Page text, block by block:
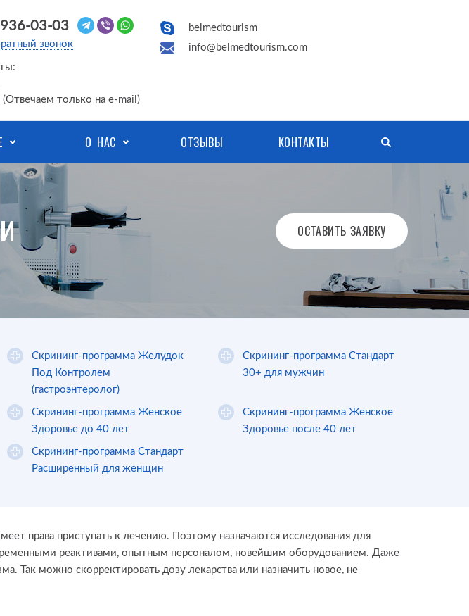
03-03
звонок
только на e-mail)
belmedtourism
info@belmedtourism.com
О НАС ОТЗЫВЫ КОНТАКТЫ
ОСТАВИТЬ ЗАЯВКУ
Скрининг-программа Желудок
Под Контролем
(гастроэнтеролог)
Скрининг-программа Стандарт
30+ для мужчин
Скрининг-программа Женское
Здоровье до 40 лет
Скрининг-программа Женское
Здоровье после 40 лет
Скрининг-программа Стандарт
Расширенный для женщин
права приступать к лечению. Поэтому назначаются исследования для
реактивами, опытным персоналом, новейшим оборудованием. Даже
Так можно скорректировать дозу лекарства или назначить новое, не